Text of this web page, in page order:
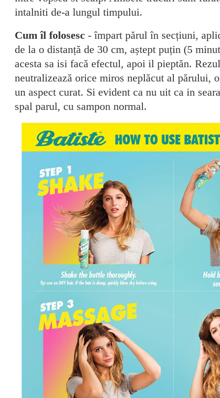
intalniti de-a lungul timpului.
Cum îl folosesc - împart părul în secțiuni,
de la o distanță de 30 cm, aștept puțin (5
acesta sa isi facă efectul, apoi il pieptăn.
neutralizează orice miros neplăcut al părului,
un aspect curat. Si evident ca nu uit ca in
spal parul, cu sampon normal.